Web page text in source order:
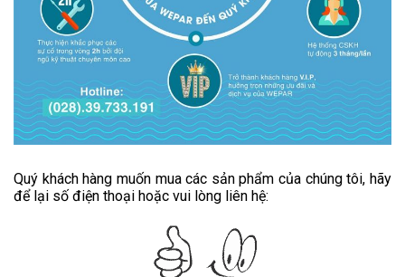
Quý khách hàng muốn mua các sản phẩm của chúng tôi, hãy
để lại số điện thoại hoặc vui lòng liên hệ: